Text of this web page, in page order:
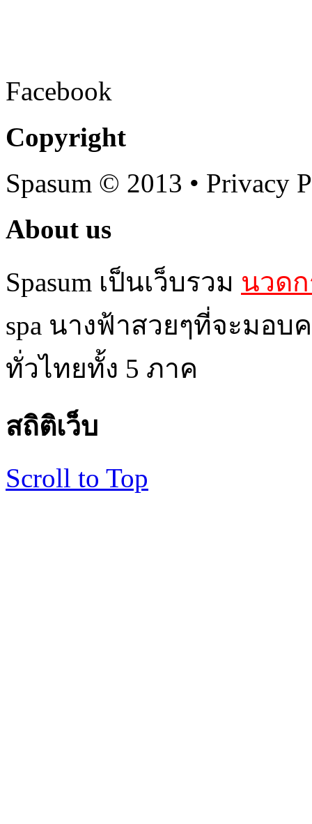
Facebook
Copyright
Spasum © 2013 • Privacy
About us
Spasum เป็นเว็บรวม นวด
spa นางฟ้าสวยๆที่จะมอ
ทั่วไทยทั้ง 5 ภาค
สถิติเว็บ
Scroll to Top